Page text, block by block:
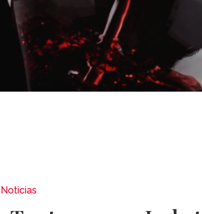
Noticias